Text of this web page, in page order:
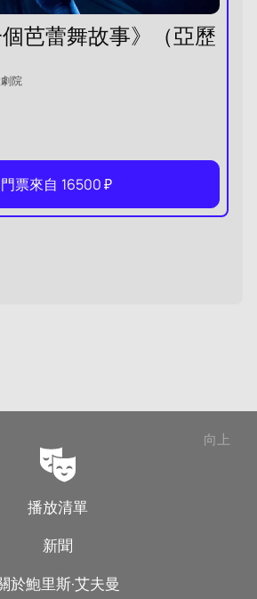
個芭蕾舞故事》（亞歷
院
門票來自 16500₽
向上
播放清單
新聞
於鮑里斯·艾夫曼